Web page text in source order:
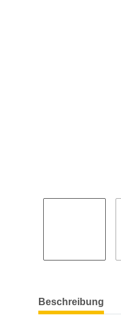
Beschreibung